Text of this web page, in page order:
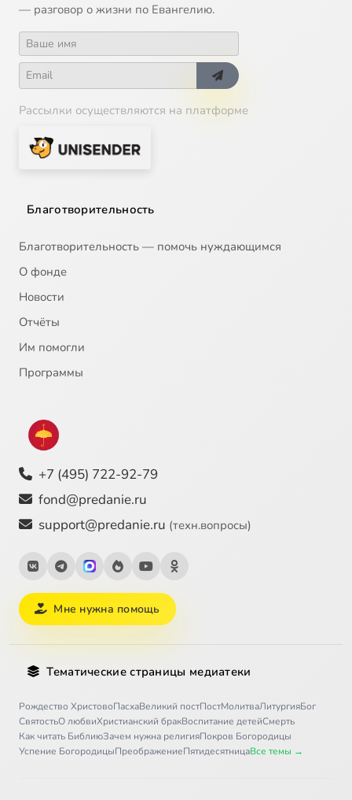
— разговор о жизни по Евангелию.
Рассылки осуществляются на платформе
Благотворительность
Благотворительность — помочь нуждающимся
О фонде
Новости
Отчёты
Им помогли
Программы
+7 (495) 722-92-79
fond@predanie.ru
support@predanie.ru (техн.вопросы)
Мне нужна помощь
Тематические страницы медиатеки
Рождество ХристовоПасхаВеликий постПостМолитваЛитургияБог
СвятостьО любвиХристианский бракВоспитание детейСмерть
Как читать БиблиюЗачем нужна религияПокров Богородицы
Успение БогородицыПреображениеПятидесятницаВсе темы →